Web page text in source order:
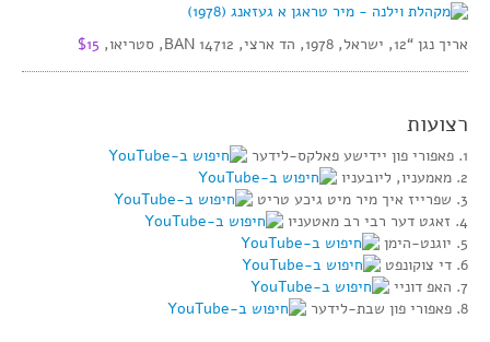
אריך נגן “12, ישראל, 1978, הד ארצי, BAN 14712, סטריאו, $15
רצועות
1. פאפורי פון יידישע פאלקס-לידער
2. מאמעניו, ליובעניו
3. שפרייז איך מיר מיט גיכע טריט
4. זאגט דער רבי רב מאטעניו
5. יוגנט-הימן
6. די צוקונפט
7. האפ דוניי
8. פאפורי פון שבת-לידער